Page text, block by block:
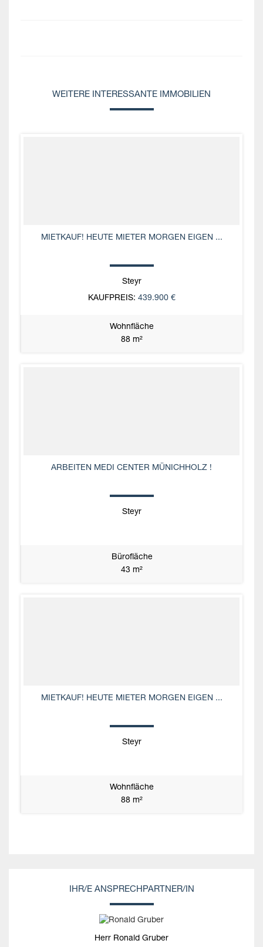
WEITERE INTERESSANTE IMMOBILIEN
MIETKAUF! HEUTE MIETER MORGEN EIGEN ...
Steyr
KAUFPREIS: 439.900 €
Wohnfläche
88 m²
ARBEITEN MEDI CENTER MÜNICHHOLZ !
Steyr
Bürofläche
43 m²
MIETKAUF! HEUTE MIETER MORGEN EIGEN ...
Steyr
Wohnfläche
88 m²
IHR/E ANSPRECHPARTNER/IN
Herr Ronald Gruber